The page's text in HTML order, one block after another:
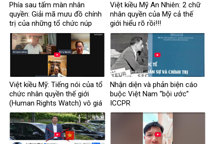
Phía sau tấm màn nhân
quyền: Giải mã mưu đồ chính
trị của những tổ chức núp
bóng
Việt kiều Mỹ An Nhiên: 2 chữ
nhân quyền của Mỹ cả thế
giới hiểu rõ rồi!!!
Việt kiều Mỹ: Tiếng nói của tổ
chức nhân quyền thế giới
(Human Rights Watch) vô giá
trị
Nhận diện và phản biện cáo
buộc Việt Nam “bội ước”
ICCPR